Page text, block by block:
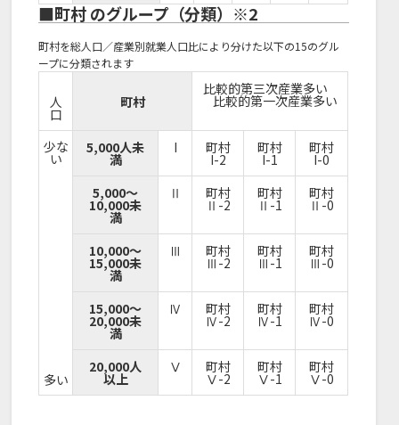
■町村 のグループ（分類）※2
町村を総人口／産業別就業人口比により分けた以下の15のグル
ープに分類されます
人
口
町村
比較的第三次産業多い
比較的第一次産業多い
少な
い
多い
5,000人未
満
I 町村
I-2
町村
I-1
町村
I-0
5,000～
10,000未
満
Ⅱ 町村
Ⅱ-2
町村
Ⅱ-1
町村
Ⅱ-0
10,000～
15,000未
満
Ⅲ 町村
Ⅲ-2
町村
Ⅲ-1
町村
Ⅲ-0
15,000～
20,000未
満
Ⅳ 町村
Ⅳ-2
町村
Ⅳ-1
町村
Ⅳ-0
20,000人
以上
Ⅴ 町村
Ⅴ-2
町村
Ⅴ-1
町村
Ⅴ-0